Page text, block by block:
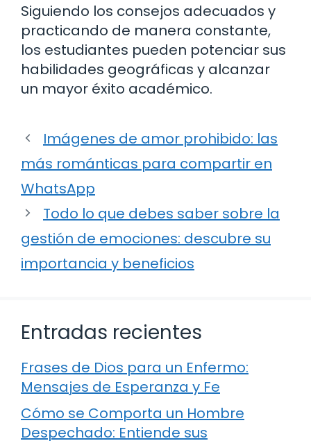
Siguiendo los consejos adecuados y
practicando de manera constante,
los estudiantes pueden potenciar sus
habilidades geográficas y alcanzar
un mayor éxito académico.
Imágenes de amor prohibido: las
más románticas para compartir en
WhatsApp
Todo lo que debes saber sobre la
gestión de emociones: descubre su
importancia y beneficios
Entradas recientes
Frases de Dios para un Enfermo:
Mensajes de Esperanza y Fe
Cómo se Comporta un Hombre
Despechado: Entiende sus